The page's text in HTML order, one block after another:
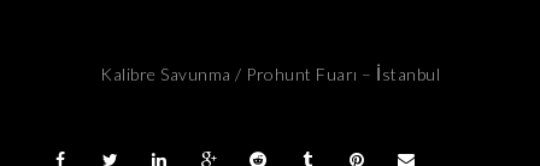
Kalibre Savunma / Prohunt Fuarı – İstanbul